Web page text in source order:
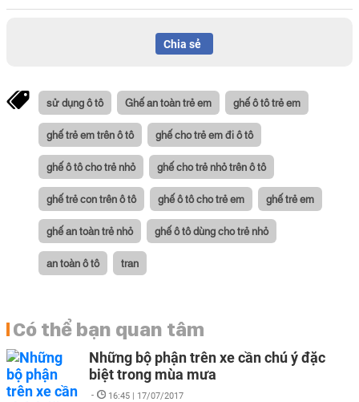
Chia sẻ
sử dụng ô tô Ghế an toàn trẻ em ghế ô tô trẻ em
ghế trẻ em trên ô tô ghế cho trẻ em đi ô tô
ghế ô tô cho trẻ nhỏ ghế cho trẻ nhỏ trên ô tô
ghế trẻ con trên ô tô ghế ô tô cho trẻ em ghế trẻ em
ghế an toàn trẻ nhỏ ghế ô tô dùng cho trẻ nhỏ
an toàn ô tô tran
Có thể bạn quan tâm
Những bộ phận trên xe cần chú ý đặc
biệt trong mùa mưa
- 16:45 | 17/07/2017